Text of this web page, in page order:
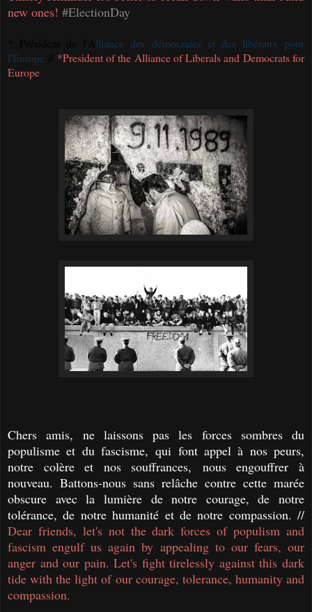
new ones! #ElectionDay
lliance des démocrates et des libéraux pour
l'Europe
*President of the Alliance of Liberals and Democrats for
Europe
Chers amis, ne laissons pas les forces sombres du
populisme et du fascisme,qui font appel à nos peurs,
notre colère et nos souffrances, nous engouffrer à
nouveau. Battons-nous sans relâche contre cette marée
obscure avec la lumière de notre courage, de notre
tolérance, de notre humanité et de notre compassion. //
Dear friends, let's not the dark forces of populism and
fascism engulf us again by appealing to our fears, our
anger and our pain. Let's fight tirelessly against this dark
tide with the light of our courage, tolerance, humanity and
compassion.